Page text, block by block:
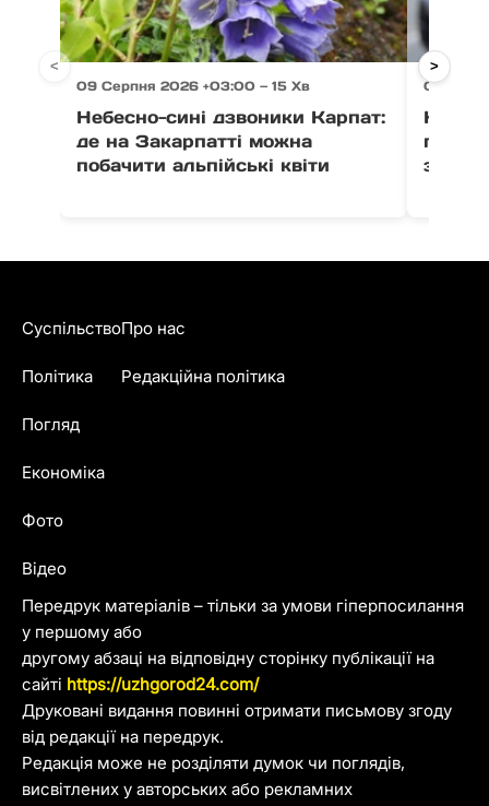
09 Серпня 2026 +03:00 — 15 Хв
Небесно-сині дзвоники Карпат:
де на Закарпатті можна
побачити альпійські квіти
09
< >
Передрук матеріалів – тільки за умови гіперпосилання
у першому або
другому абзаці на відповідну сторінку публікації на
сайті https://uzhgorod24.com/
Друковані видання повинні отримати письмову згоду
від редакції на передрук.
Редакція може не розділяти думок чи поглядів,
висвітлених у авторських або рекламних
Суспільство
Політика
Погляд
Економіка
Фото
Відео
Про нас
Редакційна політика